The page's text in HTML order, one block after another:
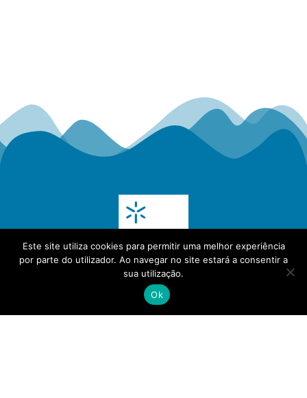
Este site utiliza cookies para permitir uma melhor experiência
por parte do utilizador. Ao navegar no site estará a consentir a
sua utilização.
Ok